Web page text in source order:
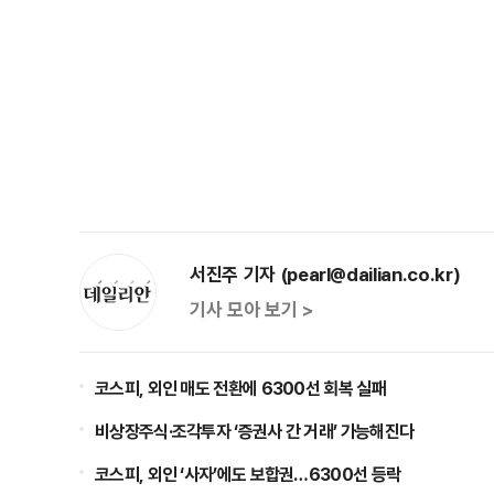
서진주 기자 (pearl@dailian.co.kr)
기사 모아 보기 >
코스피, 외인 매도 전환에 6300선 회복 실패
비상장주식·조각투자 ‘증권사 간 거래’ 가능해진다
코스피, 외인 ‘사자’에도 보합권…6300선 등락